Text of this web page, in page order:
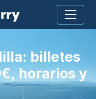
billetes
horarios y